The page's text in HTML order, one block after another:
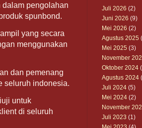
pengolahan
spunbond.
yang secara
menggunakan
dan pemenang
seluruh indonesia.
untuk
di seluruh
Juli 2026 (2)
Juni 2026 (9)
Mei 2026 (2)
Agustus 2025
Mei 2025 (3)
November
Oktober 2024
Agustus 2024
Juli 2024 (5)
Mei 2024 (2)
November
Juli 2023 (1)